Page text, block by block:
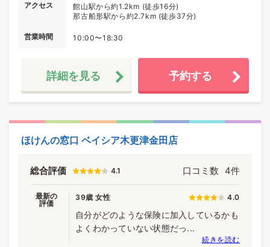
アクセス
館山駅から約1.2km (徒歩16分)
那古船形駅から約2.7km (徒歩37分)
営業時間 10:00〜18:30
詳細を見る 予約する
ほけんの窓口 ベイシア木更津金田店
総合評価 4.1 口コミ数 4件
最新の
評価
39歳 女性 4.0
自分がどのような保険に加入しているかも
よくわかっていない状態だっ...
続きを読む